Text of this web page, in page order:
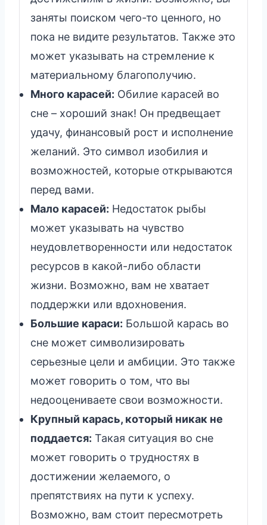
заняты поиском чего-то ценного, но
пока не видите результатов. Также это
может указывать на стремление к
материальному благополучию.
Много карасей: Обилие карасей во
сне – хороший знак! Он предвещает
удачу, финансовый рост и исполнение
желаний. Это символ изобилия и
возможностей, которые открываются
перед вами.
Мало карасей: Недостаток рыбы
может указывать на чувство
неудовлетворенности или недостаток
ресурсов в какой-либо области
жизни. Возможно, вам не хватает
поддержки или вдохновения.
Большие караси: Большой карась во
сне может символизировать
серьезные цели и амбиции. Это также
может говорить о том, что вы
недооцениваете свои возможности.
Крупный карась, который никак не
поддается: Такая ситуация во сне
может говорить о трудностях в
достижении желаемого, о
препятствиях на пути к успеху.
Возможно, вам стоит пересмотреть